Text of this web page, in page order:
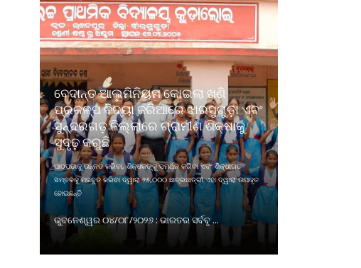
ବେଦାନ୍ତ ଆଲୁମିନିୟମ କୋଇଲା ଖଣି
ପ୍ରକଳ୍ପ ବିଦ୍ୟା ଜରିଆରେ ଝାରସୁଗୁଡ଼ା ଏବଂ
ସୁନ୍ଦରଗଡ଼ ଜିଲ୍ଲାରେ ଗ୍ରାମୀଣ ଶିକ୍ଷାକୁ
ସୁଦୃଢ଼ କରୁଛି
ପାଠପଢାକୁ ଉନ୍ନତ କରିବା, ଶିକ୍ଷକଙ୍କୁ ସମର୍ଥନ କରିବା ଏବଂ ଶିକ୍ଷାଗତ
ସମ୍ବଳକୁ ମଜବୁତ କରିବା ଦ୍ୱାରା ୨୫,୦୦୦ ଛାତ୍ରଛାତ୍ରୀ ଏହା ଦ୍ୱାରା ଉପକୃତ
ହୋଇଛନ୍ତି
ଭୁବନେଶ୍ୱର ୦୪/୦୮/୨୦୨୬ : ଭାରତର ସର୍ବବୃ ...